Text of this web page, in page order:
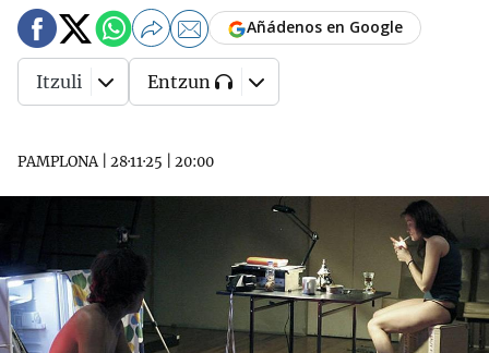
PAMPLONA| 28·11·25 20:00
Añádenos en Google
Itzuli Entzun